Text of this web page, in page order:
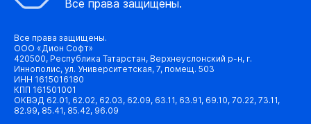
Все права защищены.
Все права защищены.
ООО «Дион Софт»
420500, Республика Татарстан, Верхнеуслонский р-н, г.
Иннополис, ул. Университетская, 7, помещ. 503
ИНН 1615016180
КПП 161501001
ОКВЭД 62.01, 62.02, 62.03, 62.09, 63.11, 63.91, 69.10, 70.22, 73.11,
82.99, 85.41, 85.42, 96.09